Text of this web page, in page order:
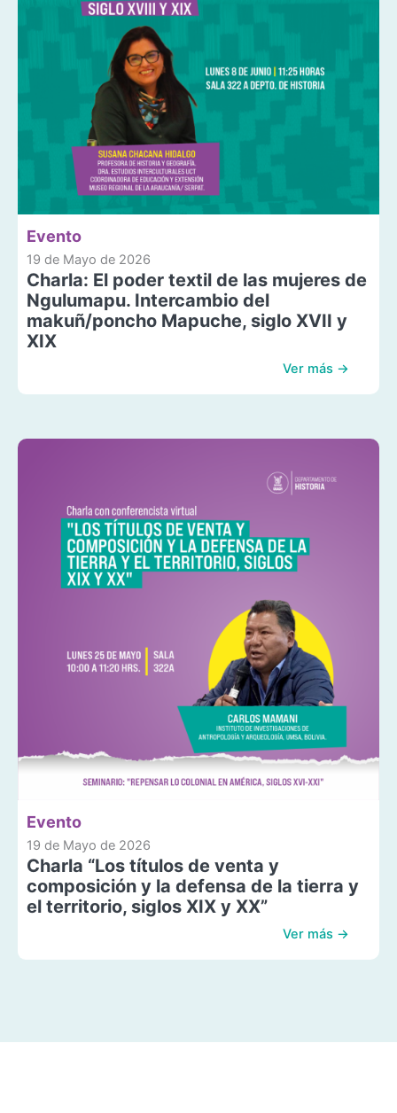
Evento
19 de Mayo de 2026
Charla: El poder textil de las mujeres de
Ngulumapu. Intercambio del
makuñ/poncho Mapuche, siglo XVII y
XIX
Ver más →
Evento
19 de Mayo de 2026
Charla “Los títulos de venta y
composición y la defensa de la tierra y
el territorio, siglos XIX y XX”
Ver más →